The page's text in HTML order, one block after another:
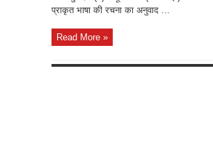
प्राकृत भाषा की रचना का अनुवाद ...
Read More »